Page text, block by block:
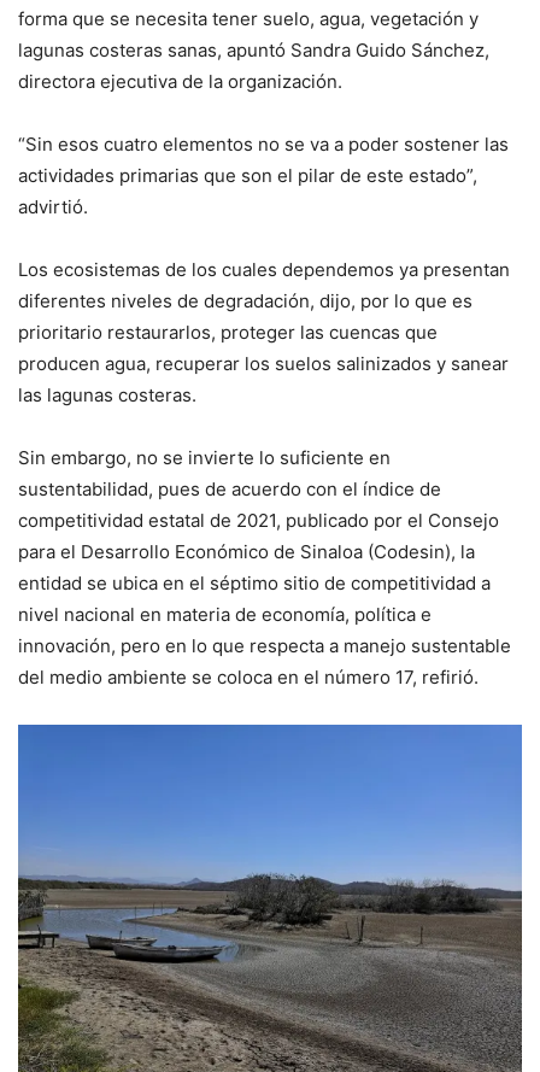
forma que se necesita tener suelo, agua, vegetación y
lagunas costeras sanas, apuntó Sandra Guido Sánchez,
directora ejecutiva de la organización.
“Sin esos cuatro elementos no se va a poder sostener las
actividades primarias que son el pilar de este estado”,
advirtió.
Los ecosistemas de los cuales dependemos ya presentan
diferentes niveles de degradación, dijo, por lo que es
prioritario restaurarlos, proteger las cuencas que
producen agua, recuperar los suelos salinizados y sanear
las lagunas costeras.
Sin embargo, no se invierte lo suficiente en
sustentabilidad, pues de acuerdo con el índice de
competitividad estatal de 2021, publicado por el Consejo
para el Desarrollo Económico de Sinaloa (Codesin), la
entidad se ubica en el séptimo sitio de competitividad a
nivel nacional en materia de economía, política e
innovación, pero en lo que respecta a manejo sustentable
del medio ambiente se coloca en el número 17, refirió.